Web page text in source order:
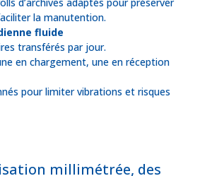
la manutention.
fluide
transférés par jour.
en chargement, une en réception
pour limiter vibrations et risques
millimétrée, des